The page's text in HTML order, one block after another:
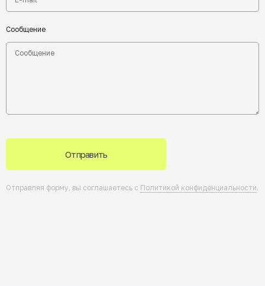
Сообщение
Отправить
Отправляя форму, вы соглашаетесь с Политикой конфиденциальности.